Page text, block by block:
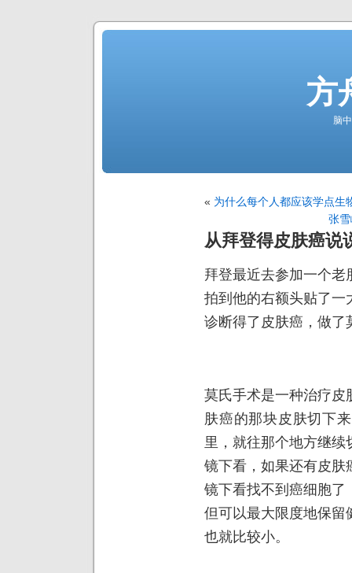
方
脑
« 为什么每个人都应该学点生
张
从拜登得皮肤癌说
拜登最近去参加一个
拍到他的右额头贴了一
诊断得了皮肤癌，做了
莫氏手术是一种治疗皮
肤癌的那块皮肤切下
里，就往那个地方继
镜下看，如果还有皮肤
镜下看找不到癌细胞了
但可以最大限度地保留
也就比较小。